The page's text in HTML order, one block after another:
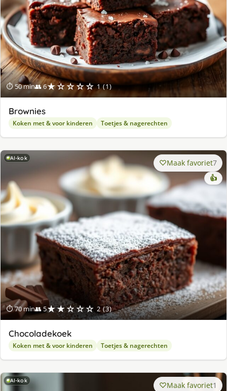
⏱ 50 min👥 6★☆☆☆☆ 1 (1)
Brownies
Koken met & voor kinderen Toetjes & nagerechten
AI-kok
⏱ 70 min👥 5★★☆☆☆ 2 (3)
Maak favoriet7
👍
Chocoladekoek
Koken met & voor kinderen Toetjes & nagerechten
AI-kok Maak favoriet1